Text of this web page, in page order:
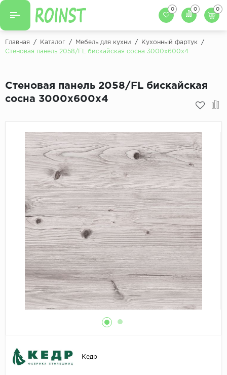
Назад Назад
Кухонный фартук
Декоры фасадов
Декоры кухонных фартуков
Декоры ЛДСП для мебели
Декоры обоев под мебель
0 0 0
Главная / Каталог / Мебель для кухни / Кухонный фартук
/
Стеновая панель 2058/FL бискайская сосна 3000х600х4
Стеновая панель 2058/FL бискайская
сосна 3000х600х4
Кедр